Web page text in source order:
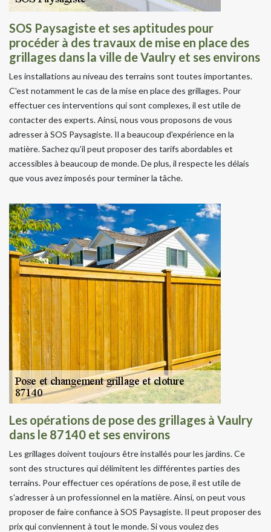
SOS Paysagiste et ses aptitudes pour
procéder à des travaux de mise en place des
grillages dans la ville de Vaulry et ses environs
Les installations au niveau des terrains sont toutes importantes.
C'est notamment le cas de la mise en place des grillages. Pour
effectuer ces interventions qui sont complexes, il est utile de
contacter des experts. Ainsi, nous vous proposons de vous
adresser à SOS Paysagiste. Il a beaucoup d'expérience en la
matière. Sachez qu'il peut proposer des tarifs abordables et
accessibles à beaucoup de monde. De plus, il respecte les délais
que vous avez imposés pour terminer la tâche.
Les opérations de pose des grillages à Vaulry
dans le 87140 et ses environs
Les grillages doivent toujours être installés pour les jardins. Ce
sont des structures qui délimitent les différentes parties des
terrains. Pour effectuer ces opérations de pose, il est utile de
s'adresser à un professionnel en la matière. Ainsi, on peut vous
proposer de faire confiance à SOS Paysagiste. Il peut proposer des
prix qui conviennent à tout le monde. Si vous voulez des